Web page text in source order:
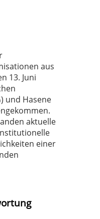
aus
13. Juni
und Hasene
aktuelle
einer